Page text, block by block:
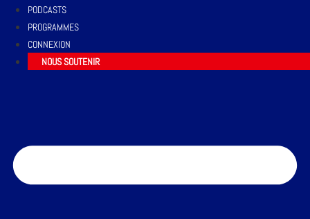
PODCASTS
PROGRAMMES
CONNEXION
NOUS SOUTENIR